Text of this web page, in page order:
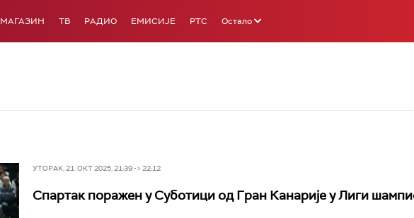
МАГАЗИН ТВ РАДИО ЕМИСИЈЕ РТС Остало
УТОРАК, 21. ОКТ 2025, 21:39 -> 22:12
Спартак поражен у Суботици од Гран Канарије у Лиги